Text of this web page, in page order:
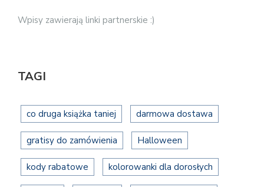
Wpisy zawierają linki partnerskie :)
TAGI
co druga książka taniej darmowa dostawa
gratisy do zamówienia Halloween
kody rabatowe kolorowanki dla dorosłych